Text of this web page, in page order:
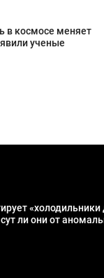
в космосе меняет
ученые
«холодильники
ли они от